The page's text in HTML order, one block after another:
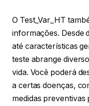
O Test_Var_HT
informações. Desde
até características
teste abrange
vida. Você poderá
a certas doenças,
medidas